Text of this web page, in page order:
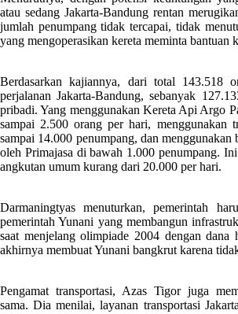
atau sedang Jakarta-Bandung rentan
jumlah penumpang tidak tercapai, tidak
yang mengoperasikan kereta meminta bantuan
Berdasarkan kajiannya, dari total 143.518
perjalanan Jakarta-Bandung, sebanyak
pribadi. Yang menggunakan Kereta Api Argo
sampai 2.500 orang per hari, menggunakan
sampai 14.000 penumpang, dan menggunakan
oleh Primajasa di bawah 1.000 penumpang.
angkutan umum kurang dari 20.000 per hari.
Darmaningtyas menuturkan, pemerintah
pemerintah Yunani yang membangun
saat menjelang olimpiade 2004 dengan dana
akhirnya membuat Yunani bangkrut karena
Pengamat transportasi, Azas Tigor juga
sama. Dia menilai, layanan transportasi